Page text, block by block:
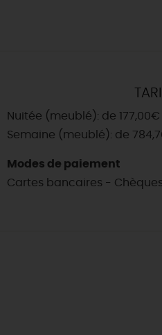
Nuitée (meublé): de 177,00€
Semaine (meublé): de
Modes de paiement
Cartes bancaires -